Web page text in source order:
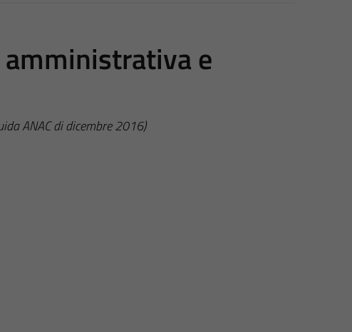
e
ANAC di dicembre 2016)